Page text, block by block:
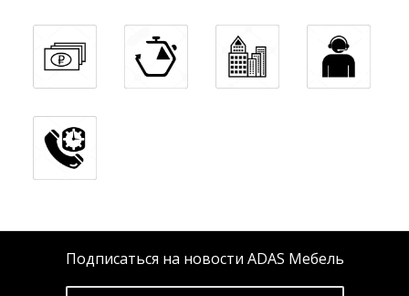
Подписаться на новости ADAS Мебель